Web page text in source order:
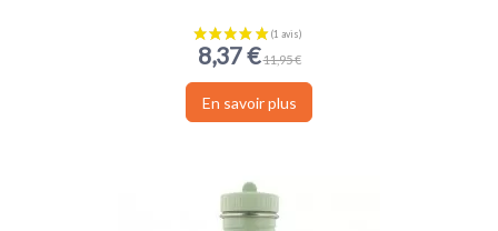
8,37 € 11,95 €
En savoir plus